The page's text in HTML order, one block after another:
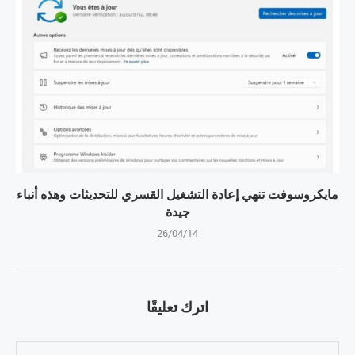
مايكروسوفت تنهي إعادة التشغيل القسري للتحديثات وهذه أنباء
جيدة
26/04/14
اترك تعليقًا